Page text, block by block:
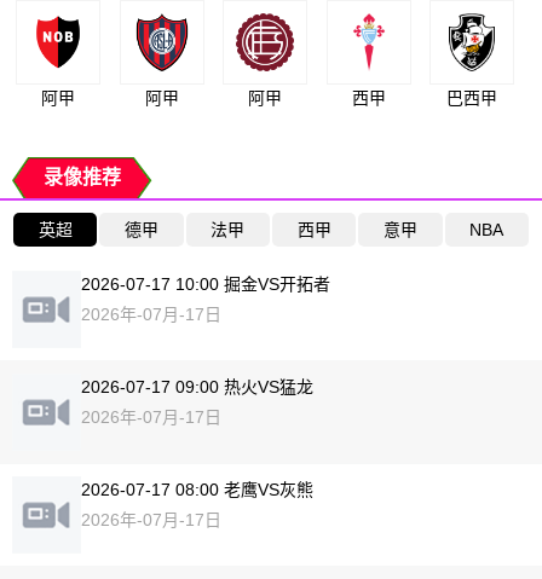
阿甲 阿甲 阿甲 西甲 巴西甲
录像推荐
英超 德甲 法甲 西甲 意甲 NBA
2026-07-17 10:00 掘金VS开拓者
2026年-07月-17日
2026-07-17 09:00 热火VS猛龙
2026年-07月-17日
2026-07-17 08:00 老鹰VS灰熊
2026年-07月-17日